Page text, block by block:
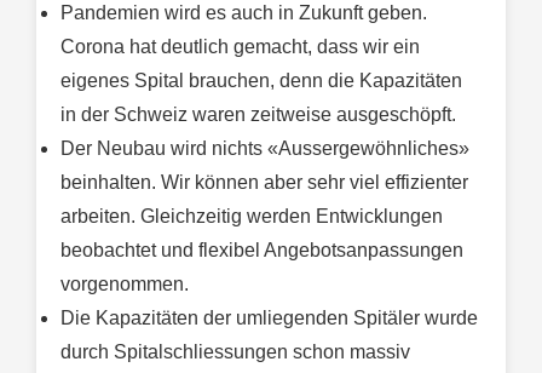
Pandemien wird es auch in Zukunft geben.
Corona hat deutlich gemacht, dass wir ein
eigenes Spital brauchen, denn die Kapazitäten
in der Schweiz waren zeitweise ausgeschöpft.
Der Neubau wird nichts «Aussergewöhnliches»
beinhalten. Wir können aber sehr viel effizienter
arbeiten. Gleichzeitig werden Entwicklungen
beobachtet und flexibel Angebotsanpassungen
vorgenommen.
Die Kapazitäten der umliegenden Spitäler wurde
durch Spitalschliessungen schon massiv